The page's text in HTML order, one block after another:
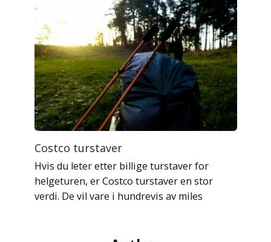
Costco turstaver
Hvis du leter etter billige turstaver for
helgeturen, er Costco turstaver en stor
verdi. De vil vare i hundrevis av miles